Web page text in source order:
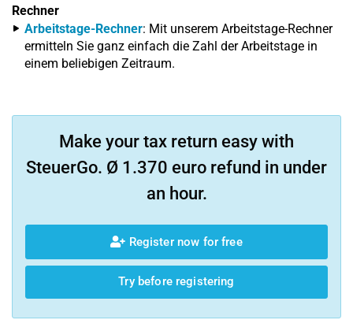
Rechner
Arbeitstage-Rechner: Mit unserem Arbeitstage-Rechner
ermitteln Sie ganz einfach die Zahl der Arbeitstage in
einem beliebigen Zeitraum.
Make your tax return easy with
SteuerGo. Ø 1.370 euro refund in under
an hour.
Register now for free
Try before registering